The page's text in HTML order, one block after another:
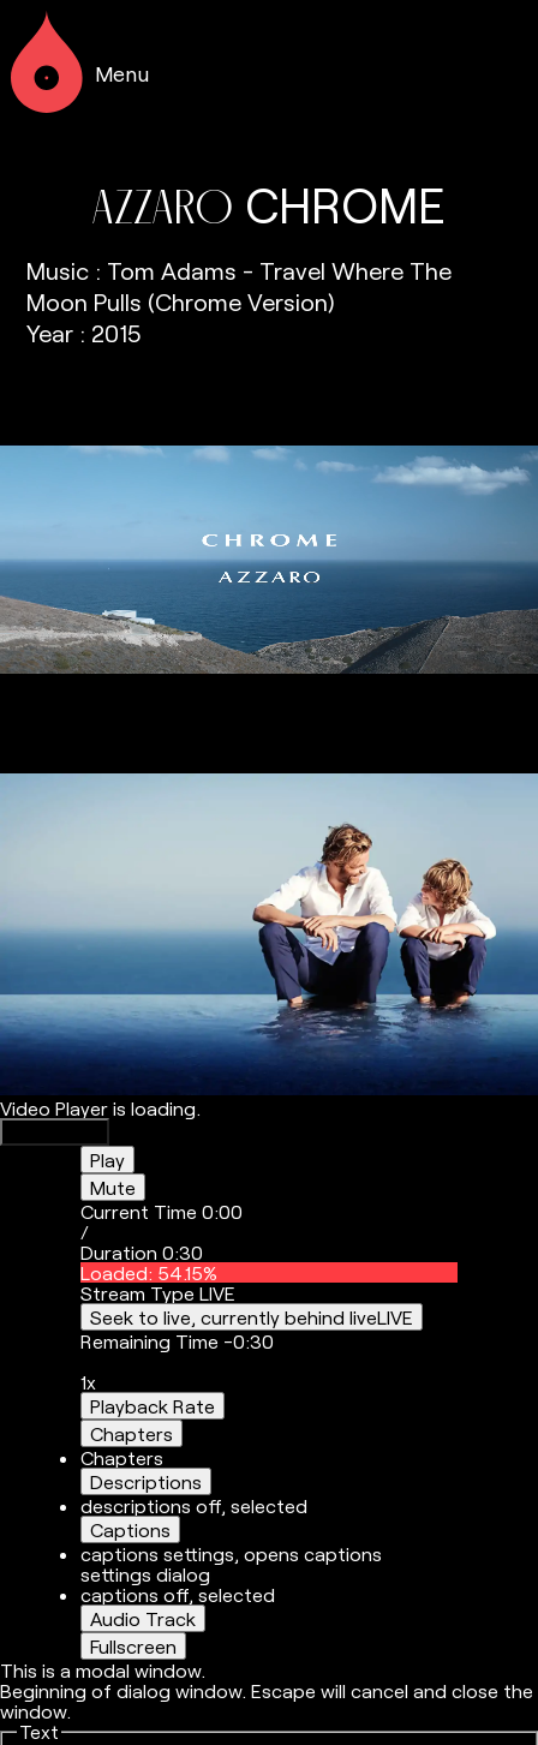
Menu
AZZARO CHROME
Music : Tom Adams - Travel Where The
Moon Pulls (Chrome Version)
Year : 2015
Video Player is loading.
Play
Mute
Current Time0:00
/
Duration0:30
Loaded: 54.15%
Stream TypeLIVE
Seek to live, currently behind liveLIVE
Remaining Time -0:30
1x
Playback Rate
Chapters
Chapters
Descriptions
descriptions off, selected
Captions
captions settings, opens captions
settings dialog
captions off, selected
Audio Track
Fullscreen
This is a modal window.
Beginning of dialog window. Escape will cancel and close the
window.
Text